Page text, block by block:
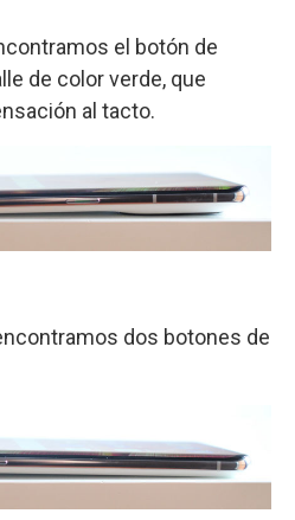
el botón de
de color verde, que
al tacto.
dos botones de